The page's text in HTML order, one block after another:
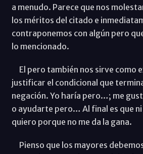
a menudo. Parece que nos
los méritos del citado e
contraponemos con algún pero
lo mencionado.
El pero también nos sirve como
justificar el condicional que
negación. Yo haría pero…; me
o ayudarte pero… Al final es que
quiero porque no me da la gana.
Pienso que los mayores